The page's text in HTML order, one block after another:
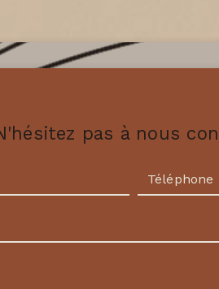
pas à nous